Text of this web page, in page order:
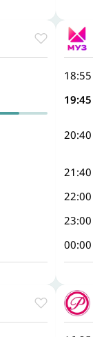
18:55
19:45
20:40
21:40
22:00
23:00
00:00